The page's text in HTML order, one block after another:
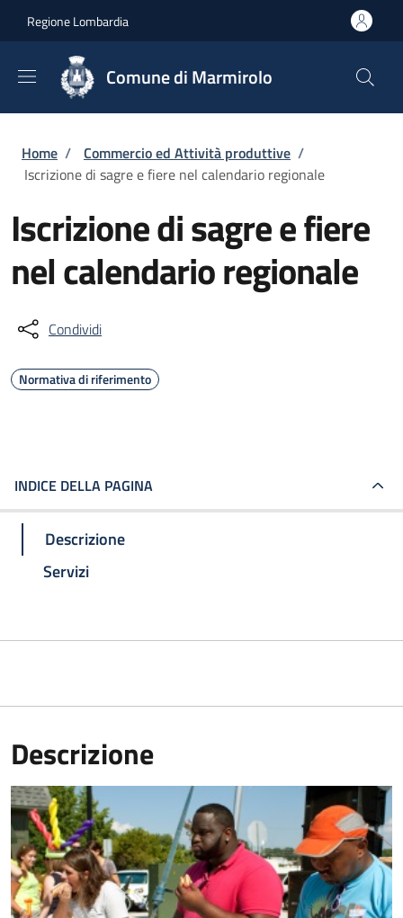
Regione Lombardia
Comune di Marmirolo
Briciole di pane
Home / Commercio ed Attività produttive /
Iscrizione di sagre e fiere nel calendario regionale
Iscrizione di sagre e fiere
nel calendario regionale
Condividi
Normativa di riferimento
INDICE DELLA PAGINA
Descrizione
Servizi
Descrizione